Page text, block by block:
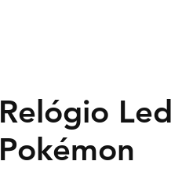
Relógio Led
Pokémon